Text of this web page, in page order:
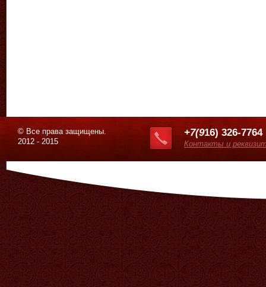
© Все права защищены.
2012 - 2015
+7(916) 326-7764
Контакты и